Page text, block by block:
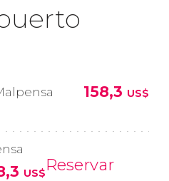
158,3 US$
US$Reservar